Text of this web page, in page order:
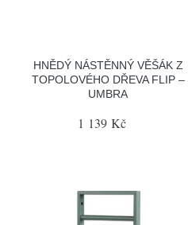
HNĚDÝ NÁSTĚNNÝ VĚŠÁK Z
TOPOLOVÉHO DŘEVA FLIP –
UMBRA
1 139 Kč